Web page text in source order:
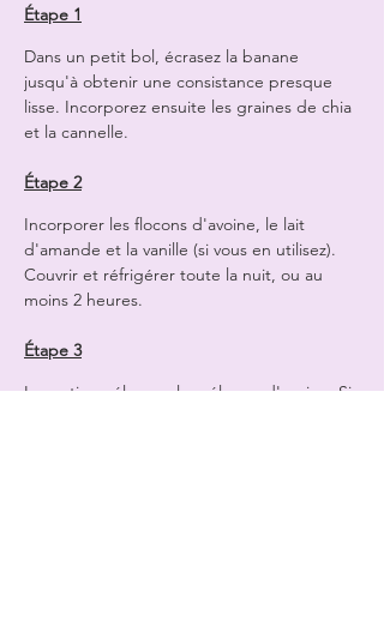
Étape 1
Dans un petit bol, écrasez la banane
jusqu'à obtenir une consistance presque
lisse. Incorporez ensuite les graines de chia
et la cannelle.
Étape 2
Incorporer les flocons d'avoine, le lait
d'amande et la vanille (si vous en utilisez).
Couvrir et réfrigérer toute la nuit, ou au
moins 2 heures.
Étape 3
Le matin, mélangez le mélange d'avoine. Si